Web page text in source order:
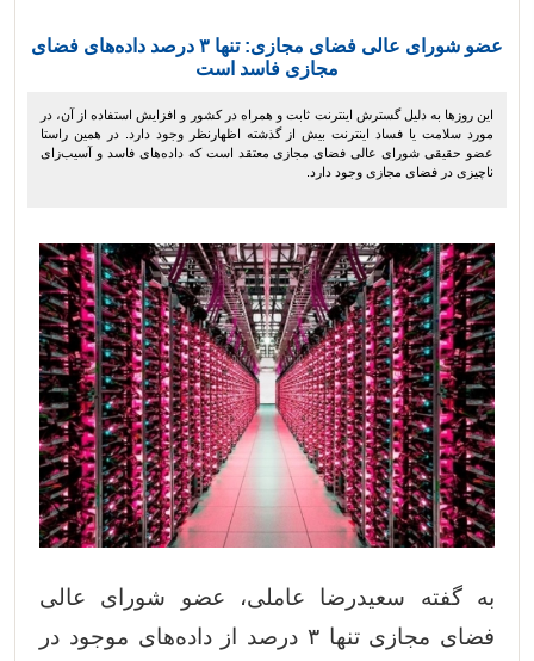
عضو شورای عالی فضای مجازی: تنها ۳ درصد داده‌های فضای
مجازی فاسد است
این روزها به دلیل گسترش اینترنت ثابت و همراه در کشور و افزایش استفاده از آن، در
مورد سلامت یا فساد اینترنت بیش از گذشته اظهارنظر وجود دارد. در همین راستا
عضو حقیقی شورای عالی فضای مجازی معتقد است که داده‌های فاسد و آسیب‌زای
ناچیزی در فضای مجازی وجود دارد.
به گفته سعیدرضا عاملی، عضو شورای عالی
فضای مجازی تنها ۳ درصد از داده‌های موجود در